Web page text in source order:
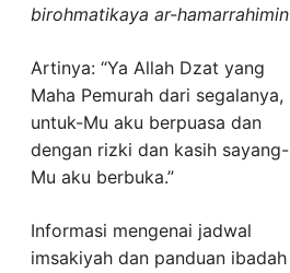
birohmatikaya ar-hamarrahimin
Artinya: “Ya Allah Dzat yang
Maha Pemurah dari segalanya,
untuk-Mu aku berpuasa dan
dengan rizki dan kasih sayang-
Mu aku berbuka.”
Informasi mengenai jadwal
imsakiyah dan panduan ibadah